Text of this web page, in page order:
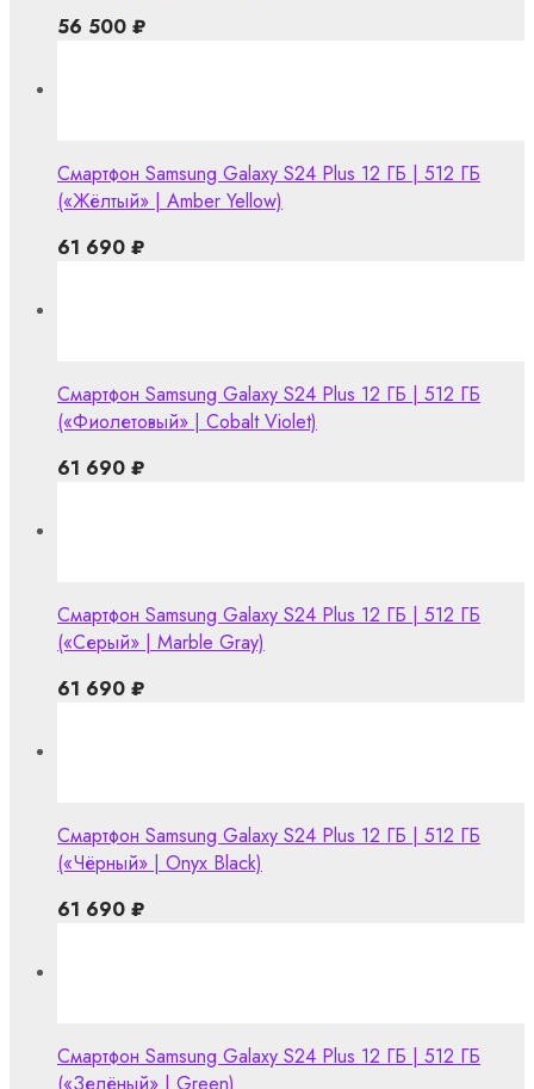
56 500 ₽
Смартфон Samsung Galaxy S24 Plus 12 ГБ | 512 ГБ
(«Жёлтый» | Amber Yellow)
61 690 ₽
Смартфон Samsung Galaxy S24 Plus 12 ГБ | 512 ГБ
(«Фиолетовый» | Cobalt Violet)
61 690 ₽
Смартфон Samsung Galaxy S24 Plus 12 ГБ | 512 ГБ
(«Серый» | Marble Gray)
61 690 ₽
Смартфон Samsung Galaxy S24 Plus 12 ГБ | 512 ГБ
(«Чёрный» | Onyx Black)
61 690 ₽
Смартфон Samsung Galaxy S24 Plus 12 ГБ | 512 ГБ
(«Зелёный» | Green)